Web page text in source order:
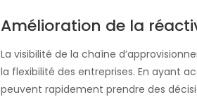
Amélioration de la
La visibilité de la chaîne
la flexibilité des entreprises. En ayant
peuvent rapidement prendre des